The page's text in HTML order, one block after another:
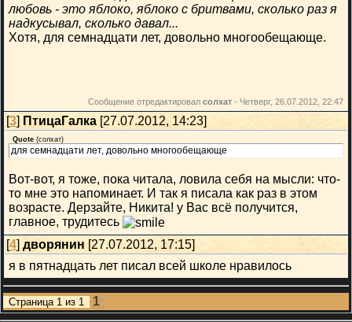
любовь - это яблоко, яблоко с бритвами, сколько раз я
надкусывал, сколько давал...
Хотя, для семнадцати лет, довольно многообещающе.
Сообщение отредактировал солхат - Четверг, 26.07.2012, 22:47
[3] ПтицаГалка [27.07.2012, 14:23]
Quote (солхат)
для семнадцати лет, довольно многообещающе
Вот-вот, я тоже, пока читала, ловила себя на мысли: что-
то мне это напоминает. И так я писала как раз в этом
возрасте. Дерзайте, Никита! у Вас всё получится,
главное, трудитесь
[4] дворянин [27.07.2012, 17:15]
я в пятнадцать лет писал всей школе нравилось
Страница 1 из 1 1